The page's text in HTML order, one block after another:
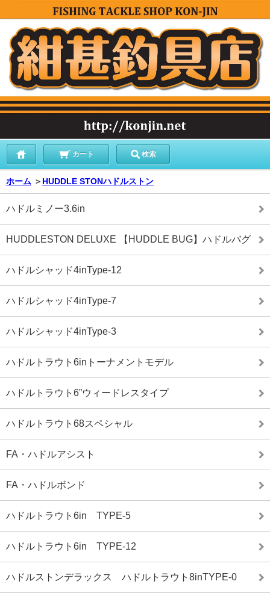
カート 検索
ホーム ＞ HUDDLE STONハドルストン
ハドルミノー3.6in
HUDDLESTON DELUXE 【HUDDLE BUG】ハドルバグ
ハドルシャッド4inType-12
ハドルシャッド4inType-7
ハドルシャッド4inType-3
ハドルトラウト6inトーナメントモデル
ハドルトラウト6”ウィードレスタイプ
ハドルトラウト68スペシャル
FA・ハドルアシスト
FA・ハドルボンド
ハドルトラウト6in TYPE-5
ハドルトラウト6in TYPE-12
ハドルストンデラックス ハドルトラウト8inTYPE-0